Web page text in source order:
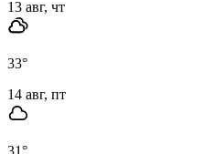
13 авг, чт
33°
14 авг, пт
31°